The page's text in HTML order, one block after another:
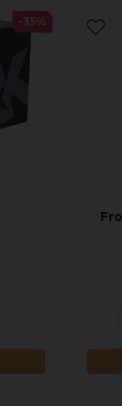
-35%